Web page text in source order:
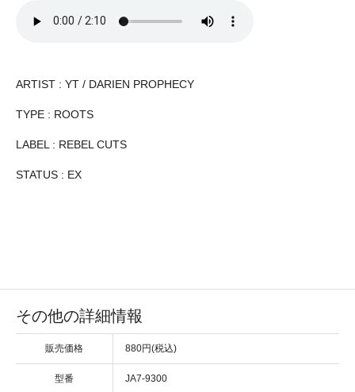
ARTIST : YT / DARIEN PROPHECY
TYPE : ROOTS
LABEL : REBEL CUTS
STATUS : EX
その他の詳細情報
販売価格 880円(税込)
型番 JA7-9300